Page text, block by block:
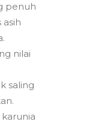
penuh
asih
nilai
saling